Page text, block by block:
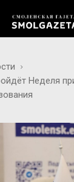
Неделя